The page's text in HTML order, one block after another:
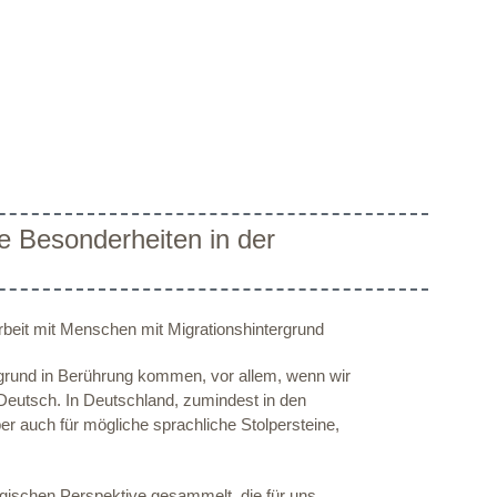
Besonderheiten in der
mit Menschen mit Migrationshintergrund
in Berührung kommen, vor allem, wenn wir
In Deutschland, zumindest in den
auch für mögliche sprachliche Stolpersteine,